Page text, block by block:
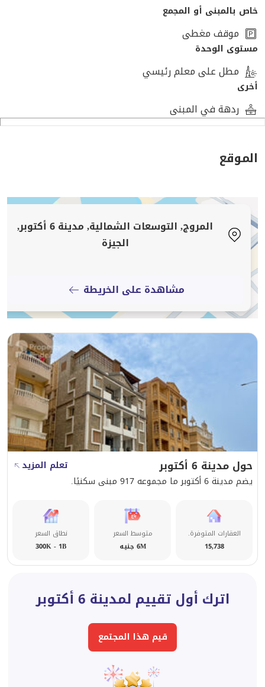
خاص بالمبنى أو المجمع
موقف مغطى
مستوى الوحدة
مطل على معلم رئيسي
أخرى
ردهة في المبنى
الموقع
المروج, التوسعات الشمالية, مدينة 6 أكتوبر,
الجيزة
مشاهدة على الخريطة
حول مدينة 6 أكتوبر
تعلم المزيد
يضم مدينة 6 أكتوبر ما مجموعه 917 مبنى سكنيًا.
العقارات المتوفرة.
15,738
متوسط السعر
6M جنيه
نطاق السعر
300K - 1B
اترك أول تقييم لمدينة 6 أكتوبر
قيم هذا المجتمع